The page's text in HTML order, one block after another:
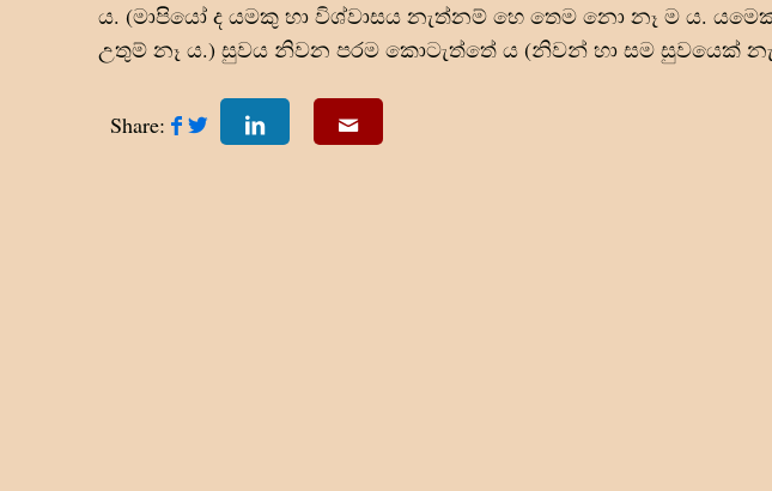
ය. (මාපියෝ ද යමකු හා විශ්වාසය නැත්නම් හෙ තෙම නො නෑ ම ය.
උතුම් නෑ ය.) සුවය නිවන පරම කොටැත්තේ ය (නිවන් හා සම සුවයෙක්
Share: